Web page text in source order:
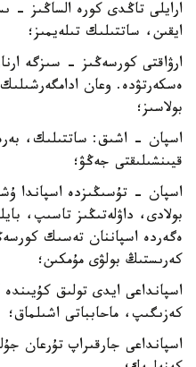
ارايلى تاڭدى كورە الساڭىز -
ايقىن، ساتتىلىك تىلەيمىز؛
ارۋاقتى كورسەڭىز - سىزگە
ەسكەرتۋدە. وعان
بولاسىز؛
اسپان - اشىق: ساتتىلىك،
قيىنشىلىقتى جەڭۋ؛
اسپان - تۇسىڭىزدە اسپاندا
بولادى، داۋلەتىڭىز تاسىپ،
ەگەردە اسپاننان تەسىك
كەرىستىڭ بولۋى مۇمكىن؛
اسپانداعى ايدى تولىق
كەزىگىپ، ماحابباتى اشىلماق؛
اسپانداعى جارقىراپ تۇرعان